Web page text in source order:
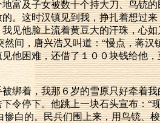
富及子女被数十个持大刀、鸟铳
。这时汉镇见到我，挣扎着想过
见他脸上流着黄豆大的汗珠，心
间，唐兴浩又叫道：“慢点，蒋
他困难，还借了１００块钱给他
绑着，我那６岁的雪原只好牵着
令停下。他跳上一块石头宣布：“
白的。民兵们围上来，用鸟铳、